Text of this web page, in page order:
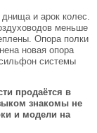
и арок колес.
меньше
Опора полки
новая опора
системы
продаётся в
знакомы не
и модели на